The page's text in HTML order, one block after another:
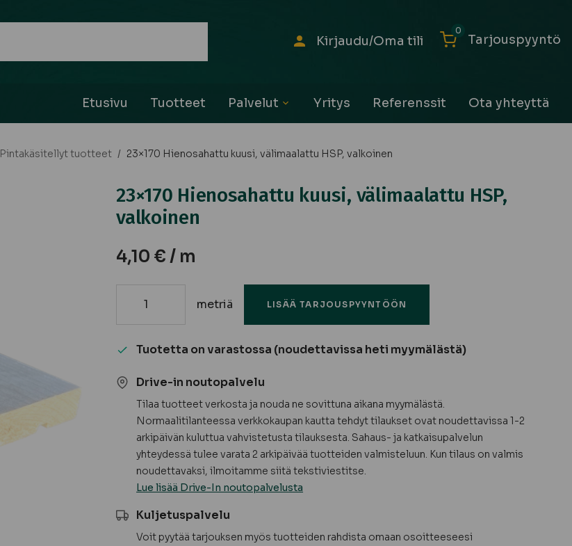
Kirjaudu/Oma tili Tarjouspyyntö
0
Etusivu Tuotteet Palvelut Yritys Referenssit Ota yhteyttä
Pintakäsitellyt tuotteet / 23×170 Hienosahattu kuusi, välimaalattu HSP, valkoinen
23×170 Hienosahattu kuusi, välimaalattu HSP,
valkoinen
4,10 € / m
23x170
kuusi,
HSP,
määrä
metriä LISÄÄ TARJOUSPYYNTÖÖN
Tuotetta on varastossa (noudettavissa heti myymälästä)
Drive-in noutopalvelu
Tilaa tuotteet verkosta ja nouda ne sovittuna aikana myymälästä.
Normaalitilanteessa verkkokaupan kautta tehdyt tilaukset ovat noudettavissa 1-2
arkipäivän kuluttua vahvistetusta tilauksesta. Sahaus- ja katkaisupalvelun
yhteydessä tulee varata 2 arkipäivää tuotteiden valmisteluun. Kun tilaus on valmis
noudettavaksi, ilmoitamme siitä tekstiviestitse.
Lue lisää Drive-In noutopalvelusta
Kuljetuspalvelu
Voit pyytää tarjouksen myös tuotteiden rahdista omaan osoitteeseesi